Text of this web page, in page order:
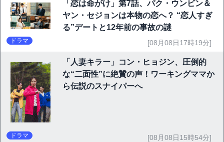
「恋は命がけ」第7話、パク・ウンビン＆
ヤン・セジョンは本物の恋へ？ “恋人すぎ
る”デートと12年前の事故の謎
ドラマ [08月08日17時19分]
「人妻キラー」コン・ヒョジン、圧倒的
な“二面性”に絶賛の声！ワーキングママか
ら伝説のスナイパーへ
ドラマ [08月08日15時54分]